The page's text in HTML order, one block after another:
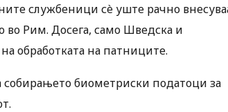
службеници сè уште рачно
во Рим. Досега, само Шведска и
обработката на патниците.
биометриски податоци за